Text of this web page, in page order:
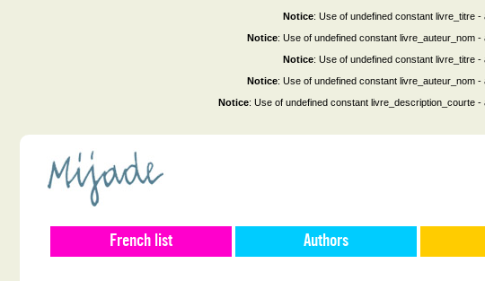
Notice: Use of undefined constant livre_titre
Notice: Use of undefined constant livre_auteur_nom
Notice: Use of undefined constant livre_titre
Notice: Use of undefined constant livre_auteur_nom
Notice: Use of undefined constant livre_description_courte
French list Authors